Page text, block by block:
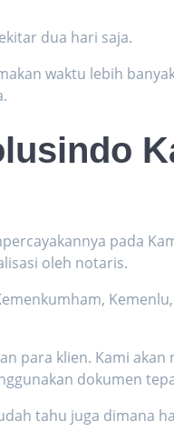
dua hari saja.
waktu lebih
pada
oleh notaris.
para klien. Kami akan
dokumen
tahu juga dimana